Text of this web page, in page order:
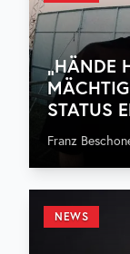
„HÄNDE
STATUS
Franz
NEWS